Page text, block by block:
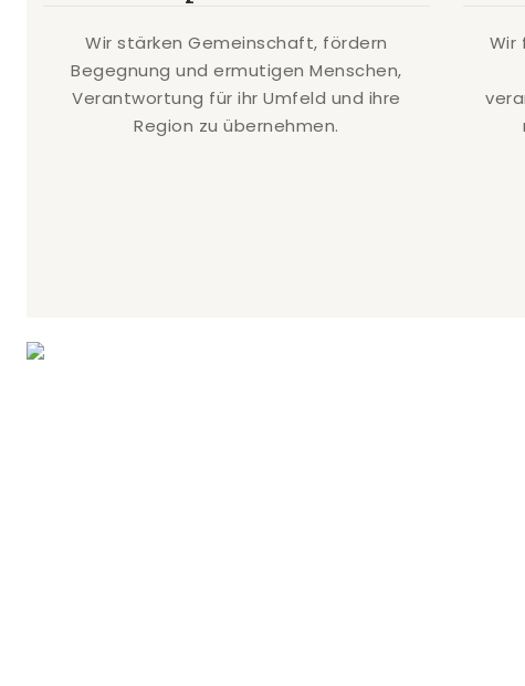
Wir stärken Gemeinschaft, fördern
Begegnung und ermutigen Menschen,
Verantwortung für ihr Umfeld und ihre
Region zu übernehmen.
Wir